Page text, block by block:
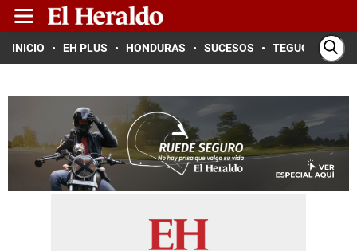
INICIO EH PLUS HONDURAS SUCESOS TEGUCIGALPA